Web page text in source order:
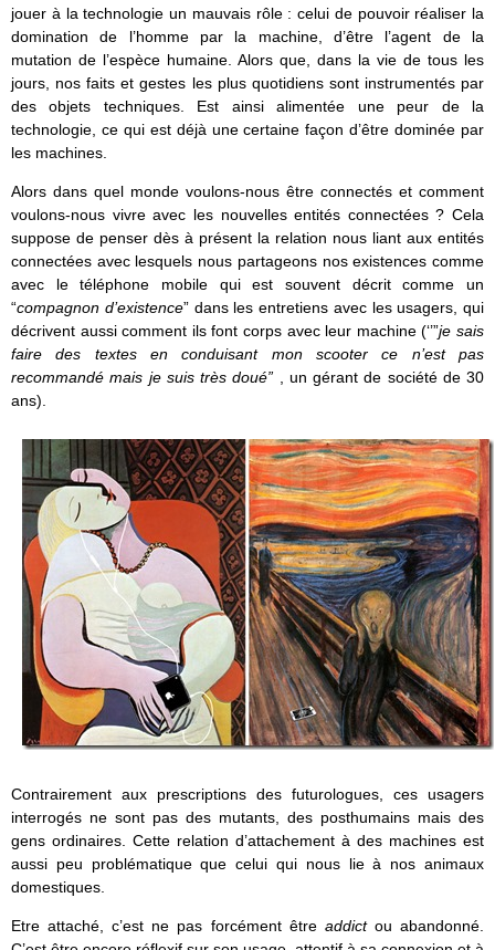
jouer à la technologie un mauvais rôle : celui de pouvoir réaliser la
domination de l’homme par la machine, d’être l’agent de la
mutation de l’espèce humaine. Alors que, dans la vie de tous les
jours, nos faits et gestes les plus quotidiens sont instrumentés par
des objets techniques. Est ainsi alimentée une peur de la
technologie, ce qui est déjà une certaine façon d’être dominée par
les machines.
Alors dans quel monde voulons-nous être connectés et comment
voulons-nous vivre avec les nouvelles entités connectées ? Cela
suppose de penser dès à présent la relation nous liant aux entités
connectées avec lesquels nous partageons nos existences comme
avec le téléphone mobile qui est souvent décrit comme un
“compagnon d’existence” dans les entretiens avec les usagers, qui
décrivent aussi comment ils font corps avec leur machine (‘’”je sais
faire des textes en conduisant mon scooter ce n’est pas
recommandé mais je suis très doué” , un gérant de société de 30
ans).
Contrairement aux prescriptions des futurologues, ces usagers
interrogés ne sont pas des mutants, des posthumains mais des
gens ordinaires. Cette relation d’attachement à des machines est
aussi peu problématique que celui qui nous lie à nos animaux
domestiques.
Etre attaché, c’est ne pas forcément être addict ou abandonné.